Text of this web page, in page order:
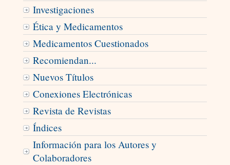
Investigaciones
Ética y Medicamentos
Medicamentos Cuestionados
Recomiendan...
Nuevos Títulos
Conexiones Electrónicas
Revista de Revistas
Índices
Información para los Autores y
Colaboradores